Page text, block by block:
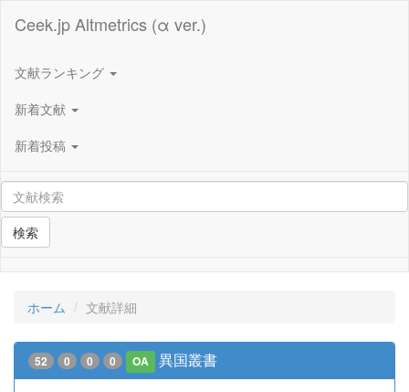
Ceek.jp Altmetrics (α ver.)
文献ランキング
新着文献
新着投稿
検索
ホーム 文献詳細
52 0 0 0 OA 異国叢書